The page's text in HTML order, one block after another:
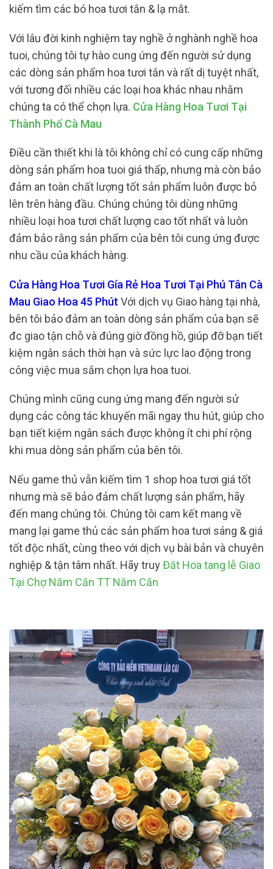
kiếm tìm các bó hoa tươi tắn & lạ mắt.
Với lâu đời kinh nghiệm tay nghề ở nghành nghề hoa
tuoi, chúng tôi tự hào cung ứng đến người sử dụng
các dòng sản phẩm hoa tươi tắn và rất dị tuyệt nhất,
với tương đối nhiều các loại hoa khác nhau nhằm
chúng ta có thể chọn lựa. Cửa Hàng Hoa Tươi Tại
Thành Phố Cà Mau
Điều cần thiết khi là tôi không chỉ có cung cấp những
dòng sản phẩm hoa tuoi giá thấp, nhưng mà còn bảo
đảm an toàn chất lượng tốt sản phẩm luôn được bỏ
lên trên hàng đầu. Chúng chúng tôi dùng những
nhiều loại hoa tươi chất lượng cao tốt nhất và luôn
đảm bảo rằng sản phẩm của bên tôi cung ứng được
nhu cầu của khách hàng.
Cửa Hàng Hoa Tươi Gía Rẻ Hoa Tươi Tại Phú Tân Cà
Mau Giao Hoa 45 Phút Với dịch vụ Giao hàng tại nhà,
bên tôi bảo đảm an toàn dòng sản phẩm của bạn sẽ
đc giao tận chỗ và đúng giờ đồng hồ, giúp đỡ bạn tiết
kiệm ngân sách thời hạn và sức lực lao động trong
công việc mua sắm chọn lựa hoa tuoi.
Chúng mình cũng cung ứng mang đến người sử
dụng các công tác khuyến mãi ngay thu hút, giúp cho
bạn tiết kiệm ngân sách được không ít chi phí rộng
khi mua dòng sản phẩm của bên tôi.
Nếu game thủ vẫn kiếm tìm 1 shop hoa tươi giá tốt
nhưng mà sẽ bảo đảm chất lượng sản phẩm, hãy
đến mang chúng tôi. Chúng tôi cam kết mang về
mang lại game thủ các sản phẩm hoa tươi sáng & giá
tốt độc nhất, cùng theo với dịch vụ bài bản và chuyên
nghiệp & tận tâm nhất. Hãy truyĐăt Hoa tang lễ Giao
Tại Chợ Năm Căn TT Năm Căn